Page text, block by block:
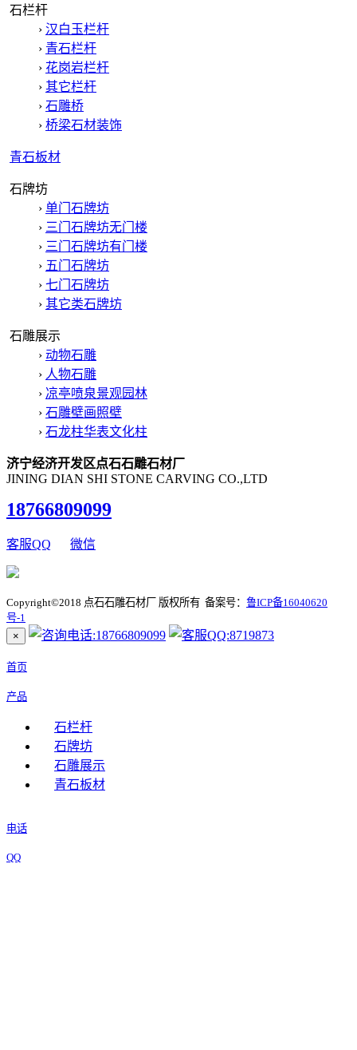
石栏杆
› 汉白玉栏杆
› 青石栏杆
› 花岗岩栏杆
› 其它栏杆
› 石雕桥
› 桥梁石材装饰
青石板材
石牌坊
› 单门石牌坊
› 三门石牌坊无门楼
› 三门石牌坊有门楼
› 五门石牌坊
› 七门石牌坊
› 其它类石牌坊
石雕展示
› 动物石雕
› 人物石雕
› 凉亭喷泉景观园林
› 石雕壁画照壁
› 石龙柱华表文化柱
济宁经济开发区点石石雕石材厂
JINING DIAN SHI STONE CARVING CO.,LTD
18766809099
客服QQ 微信
Copyright©2018 点石石雕石材厂 版权所有 备案号： 鲁ICP备16040620
号-1
×
首页
产品
石栏杆
石牌坊
石雕展示
青石板材
电话
QQ